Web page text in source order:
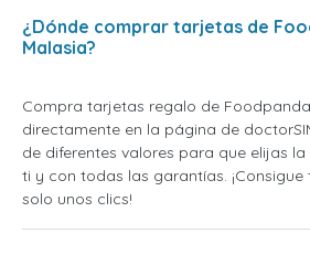
¿Dónde comprar tarjetas de
Malasia?
Compra tarjetas regalo de
directamente en la página de
de diferentes valores para que elijas
ti y con todas las garantías.
solo unos clics!